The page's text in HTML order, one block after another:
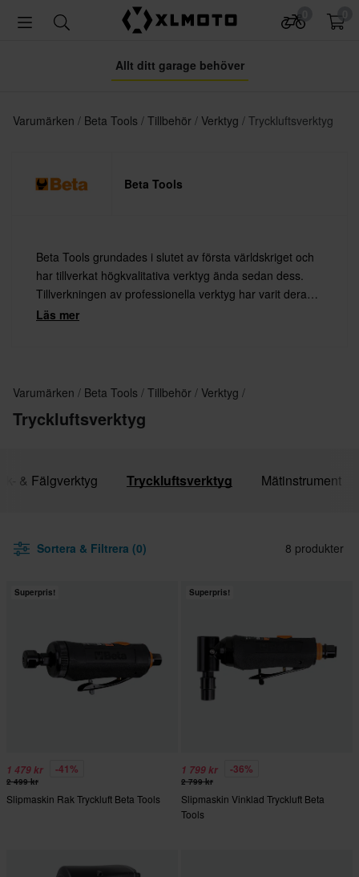
Allt ditt garage behöver
Varumärken Beta Tools Tillbehör Verktyg Tryckluftsverktyg
Beta Tools
Beta Tools grundades i slutet av första världskriget och
har tillverkat högkvalitativa verktyg ända sedan dess.
Tillverkningen av professionella verktyg har varit deras
huvudsakliga fokus sedan slutet av andra världskriget
Läs mer
Varumärken Beta Tools Tillbehör Verktyg
Tryckluftsverktyg
& Fälgverktyg Tryckluftsverktyg Mätinstrument
Sortera & Filtrera (0) 8 produkter
Superpris!
1 479 kr -41%
2 499 kr
Slipmaskin Rak Tryckluft Beta Tools
Superpris!
1 799 kr -36%
2 799 kr
Slipmaskin Vinklad Tryckluft Beta
Tools